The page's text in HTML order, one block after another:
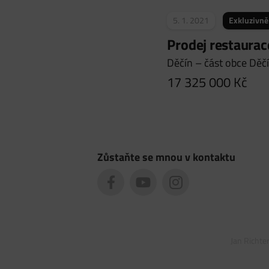
5. 1. 2021 Exkluzivně
Prodej
Děčín – část obce
17 325 000 Kč
Zůstaňte se mnou v kontaktu